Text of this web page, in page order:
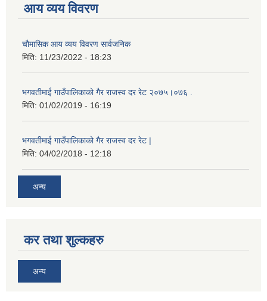
आय व्यय विवरण
चाैमासिक आय व्यय विवरण सार्वजनिक
मिति: 11/23/2022 - 18:23
भगवतीमाई गाउँपालिकाको गैर राजस्व दर रेट २०७५।०७६ .
मिति: 01/02/2019 - 16:19
भगवतीमाई गाउँपालिकाको गैर राजस्व दर रेट |
मिति: 04/02/2018 - 12:18
अन्य
कर तथा शुल्कहरु
अन्य